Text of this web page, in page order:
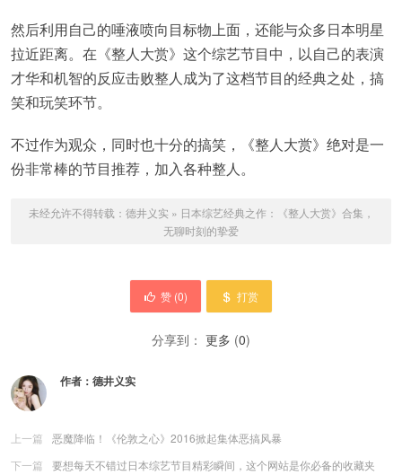
然后利用自己的唾液喷向目标物上面，还能与众多日本明星
拉近距离。在《整人大赏》这个综艺节目中，以自己的表演
才华和机智的反应击败整人成为了这档节目的经典之处，搞
笑和玩笑环节。
不过作为观众，同时也十分的搞笑，《整人大赏》绝对是一
份非常棒的节目推荐，加入各种整人。
未经允许不得转载： 德井义实 » 日本综艺经典之作：《整人大赏》合集，
无聊时刻的挚爱
赞 (0) 打赏
分享到： 更多 (0)
作者： 德井义实
上一篇
恶魔降临！《伦敦之心》2016掀起集体恶搞风暴
下一篇
要想每天不错过日本综艺节目精彩瞬间，这个网站是你必备的收藏夹